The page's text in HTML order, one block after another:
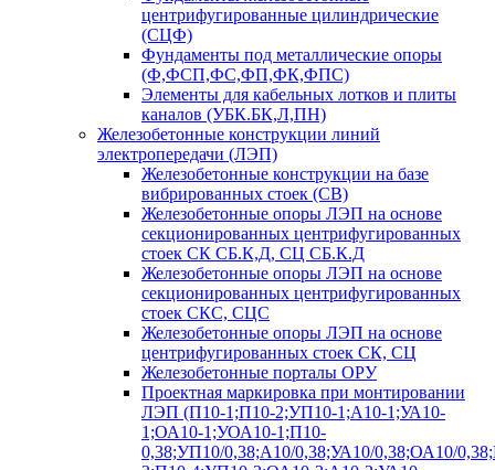
центрифугированные цилиндрические
(СЦФ)
Фундаменты под металлические опоры
(Ф,ФСП,ФС,ФП,ФК,ФПС)
Элементы для кабельных лотков и плиты
каналов (УБК.БК,Л,ПН)
Железобетонные конструкции линий
электропередачи (ЛЭП)
Железобетонные конструкции на базе
вибрированных стоек (СВ)
Железобетонные опоры ЛЭП на основе
секционированных центрифугированных
стоек СК СБ.К,Д, СЦ СБ.К.Д
Железобетонные опоры ЛЭП на основе
секционированных центрифугированных
стоек СКС, СЦС
Железобетонные опоры ЛЭП на основе
центрифугированных стоек СК, СЦ
Железобетонные порталы ОРУ
Проектная маркировка при монтировании
ЛЭП (П10-1;П10-2;УП10-1;А10-1;УА10-
1;ОА10-1;УОА10-1;П10-
0,38;УП10/0,38;А10/0,38;УА10/0,38;ОА10/